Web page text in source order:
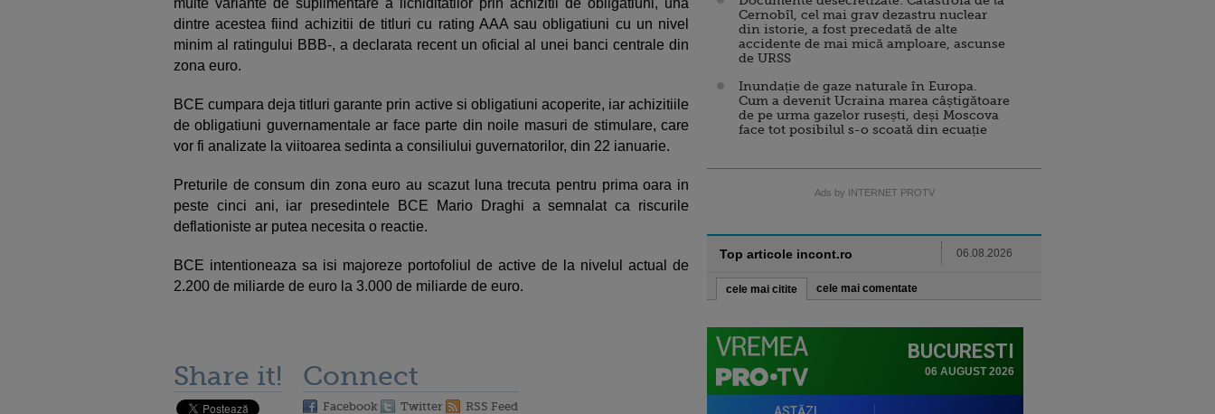
multe variante de suplimentare a lichiditatilor prin achizitii de obligatiuni, una
dintre acestea fiind achizitii de titluri cu rating AAA sau obligatiuni cu un nivel
minim al ratingului BBB-, a declarata recent un oficial al unei banci centrale din
zona euro.
BCE cumpara deja titluri garante prin active si obligatiuni acoperite, iar achizitiile
de obligatiuni guvernamentale ar face parte din noile masuri de stimulare, care
vor fi analizate la viitoarea sedinta a consiliului guvernatorilor, din 22 ianuarie.
Preturile de consum din zona euro au scazut luna trecuta pentru prima oara in
peste cinci ani, iar presedintele BCE Mario Draghi a semnalat ca riscurile
deflationiste ar putea necesita o reactie.
BCE intentioneaza sa isi majoreze portofoliul de active de la nivelul actual de
2.200 de miliarde de euro la 3.000 de miliarde de euro.
Share it! Connect
Facebook Twitter RSS Feed
Cernobîl, cel mai grav dezastru nuclear
din istorie, a fost precedată de alte
accidente de mai mică amploare, ascunse
de URSS
Inundație de gaze naturale în Europa.
Cum a devenit Ucraina marea câștigătoare
de pe urma gazelor rusești, deși Moscova
face tot posibilul s-o scoată din ecuație
Ads by INTERNET PROTV
Top articole incont.ro 06.08.2026
cele mai citite cele mai comentate